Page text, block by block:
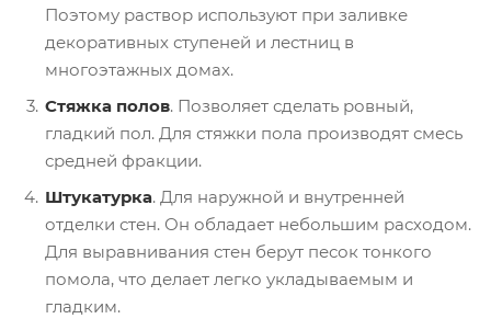
Поэтому раствор используют при заливке
декоративных ступеней и лестниц в
многоэтажных домах.
Стяжка полов. Позволяет сделать ровный,
гладкий пол. Для стяжки пола производят смесь
средней фракции.
Штукатурка. Для наружной и внутренней
отделки стен. Он обладает небольшим расходом.
Для выравнивания стен берут песок тонкого
помола, что делает легко укладываемым и
гладким.